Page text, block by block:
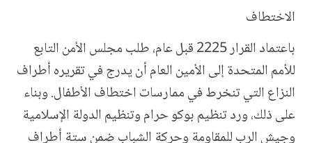
الاختطاف
باعتماد القرار 2225 قبل عام، طلب مجلس الأمن التابع
للأمم المتحدة إلى الأمين العام أن يدرج في تقريره أطراف
النزاع التي تنخرط في ممارسات اختطاف الأطفال. وبناء
على ذلك، ورد تنظيم بوكو حرام وتنظيم الدولة الإسلامية
وجيش الرب للمقاومة وحركة الشباب ضمن ستة أطراف